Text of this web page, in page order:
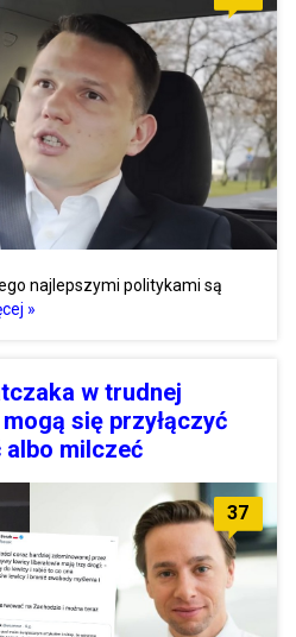
najlepszymi politykami są
»
w trudnej
się przyłączyć
albo milczeć
37